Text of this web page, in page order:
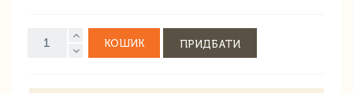
КОШИК ПРИДБАТИ